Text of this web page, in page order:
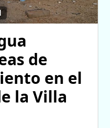
de
en el
la Villa